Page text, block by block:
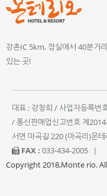
강촌IC 5km, 잠실에서 40분거
있는 곳!
대표 : 강창희 / 사업자등록번
/ 통신판매업신고번호 제
서면 마곡길 220 (마곡리)몬
FAX : 033-434-2005
|
Copyright 2018,Monte rio.